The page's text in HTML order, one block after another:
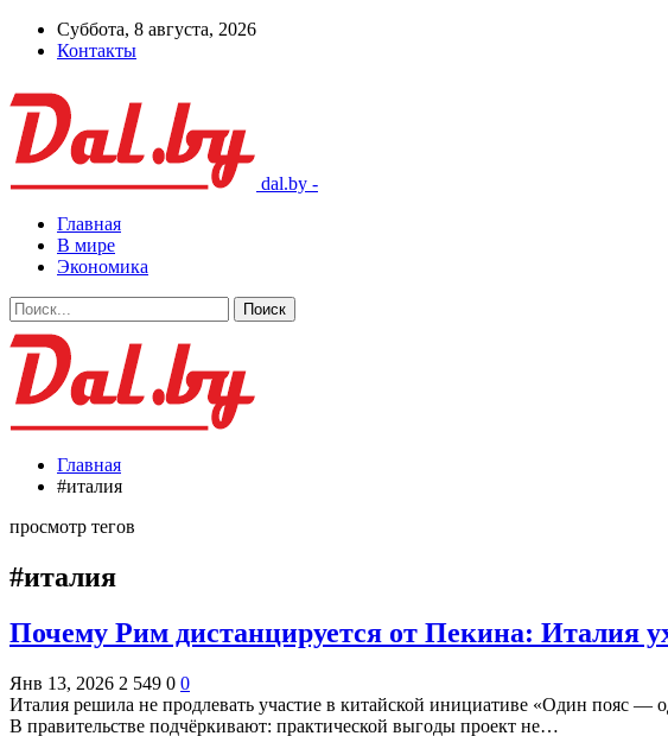
Суббота, 8 августа, 2026
Контакты
dal.by -
Главная
В мире
Экономика
Главная
#италия
просмотр тегов
#италия
Почему Рим дистанцируется от Пекина: Италия
Янв 13, 2026 2 549 0 0
Италия решила не продлевать участие в китайской инициативе «Один пояс
В правительстве подчёркивают: практической выгоды проект не…